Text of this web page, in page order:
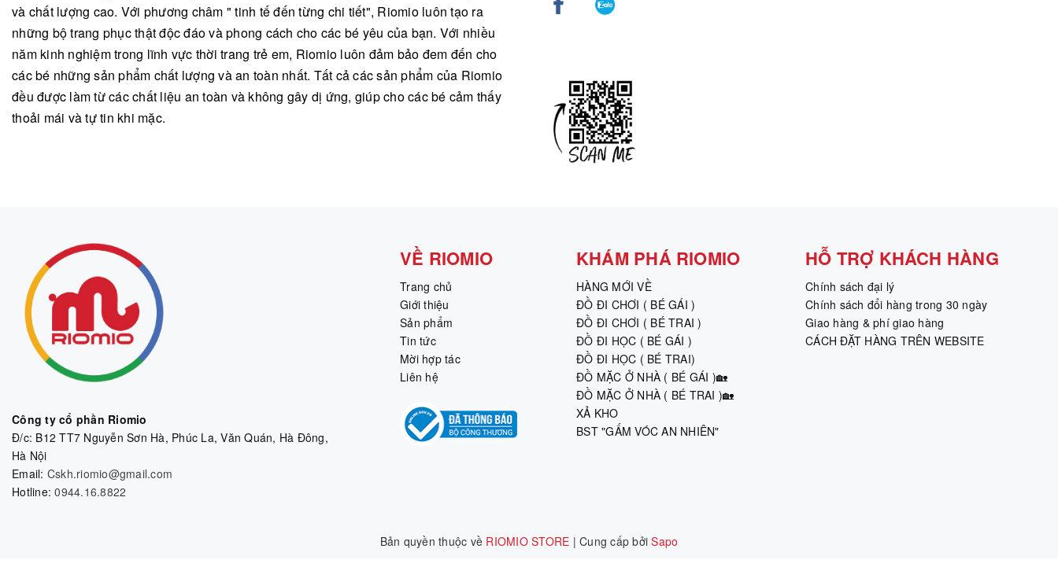
và chất lượng cao. Với phương châm " tinh tế đến từng chi tiết", Riomio luôn tạo ra
những bộ trang phục thật độc đáo và phong cách cho các bé yêu của bạn. Với nhiều
năm kinh nghiệm trong lĩnh vực thời trang trẻ em, Riomio luôn đảm bảo đem đến cho
các bé những sản phẩm chất lượng và an toàn nhất. Tất cả các sản phẩm của Riomio
đều được làm từ các chất liệu an toàn và không gây dị ứng, giúp cho các bé cảm thấy
thoải mái và tự tin khi mặc.
Công ty cổ phần Riomio
Đ/c: B12 TT7 Nguyễn Sơn Hà, Phúc La, Văn Quán, Hà Đông,
Hà Nội
Email: Cskh.riomio@gmail.com
Hotline:0944.16.8822
VỀ RIOMIO
Trang chủ
Giới thiệu
Sản phẩm
Tin tức
Mời hợp tác
Liên hệ
KHÁM PHÁ RIOMIO
HÀNG MỚI VỀ
ĐỒ ĐI CHƠI ( BÉ GÁI )
ĐỒ ĐI CHƠI ( BÉ TRAI )
ĐỒ ĐI HỌC ( BÉ GÁI )
ĐỒ ĐI HỌC ( BÉ TRAI)
ĐỒ MẶC Ở NHÀ ( BÉ GÁI )🏡
ĐỒ MẶC Ở NHÀ ( BÉ TRAI )🏡
XẢ KHO
BST "GẤM VÓC AN NHIÊN"
HỖ TRỢ KHÁCH HÀNG
Chính sách đại lý
Chính sách đổi hàng trong 30 ngày
Giao hàng & phí giao hàng
CÁCH ĐẶT HÀNG TRÊN WEBSITE
Bản quyền thuộc về RIOMIO STORE |Cung cấp bởiSapo